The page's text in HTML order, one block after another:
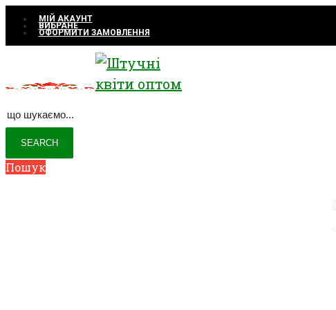
МІЙ АКАУНТ
ВИБРАНЕ
ОФОРМИТИ ЗАМОВЛЕННЯ
Пошук